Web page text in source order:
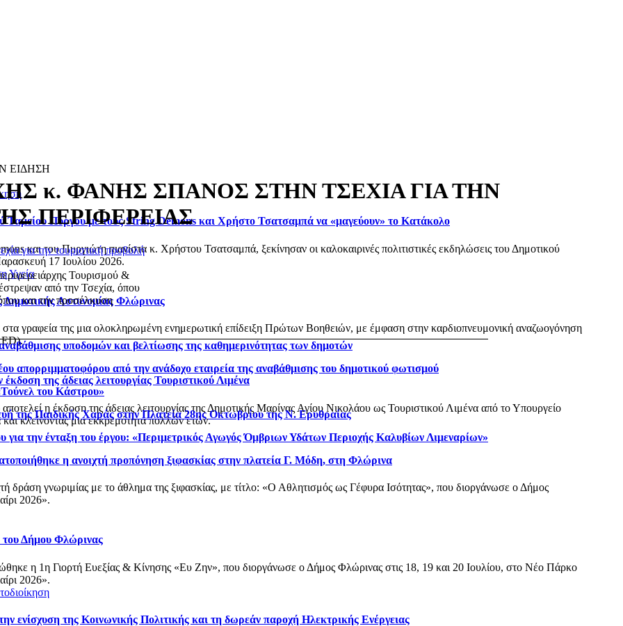
ΕΙΔΗΣΗ
Ταμείου Πύργου με τους String Demons και Χρήστο Τσατσαμπά να «μαγεύουν» το Κατάκολο
και του Πυργιώτη πιανίστα κ. Χρήστου Τσατσαμπά, ξεκίνησαν οι καλοκαιρινές πολιτιστικές εκδηλώσεις του Δημοτικού
17 Ιουλίου 2026.
Υγεία
Αστυνομίας Φλώρινας
γραφεία της μια ολοκληρωμένη ενημερωτική επίδειξη Πρώτων Βοηθειών, με έμφαση στην καρδιοπνευμονική αναζωογόνηση
της άδειας λειτουργίας Τουριστικού Λιμένα
η έκδοση της άδειας λειτουργίας της Δημοτικής Μαρίνας Αγίου Νικολάου ως Τουριστικού Λιμένα από το Υπουργείο
κλείνοντας μια εκκρεμότητα πολλών ετών.
η ανοιχτή προπόνηση ξιφασκίας στην πλατεία Γ. Μόδη, στη Φλώρινα
δράση γνωριμίας με το άθλημα της ξιφασκίας, με τίτλο: «Ο Αθλητισμός ως Γέφυρα Ισότητας», που διοργάνωσε ο Δήμος
2026».
Δήμου Φλώρινας
η 1η Γιορτή Ευεξίας & Κίνησης «Ευ Ζην», που διοργάνωσε ο Δήμος Φλώρινας στις 18, 19 και 20 Ιουλίου, στο Νέο Πάρκο
2026».
ενίσχυση της Κοινωνικής Πολιτικής και τη δωρεάν παροχή Ηλεκτρικής Ενέργειας
κ. ΦΑΝΗΣ ΣΠΑΝΟΣ ΣΤΗΝ ΤΣΕΧΙΑ ΓΙΑ ΤΗΝ
ΠΕΡΙΦΕΡΕΙΑΣ
για την τουριστική προβολή
Τουρισμού &
από την Τσεχία, όπου
και την προσέλκυση
υποδομών και βελτίωσης της καθημερινότητας των δημοτών
απορριμματοφόρου από την ανάδοχο εταιρεία της αναβάθμισης του δημοτικού φωτισμού
του Κάστρου»
της Παιδικής Χαράς στην Πλατεία 28ης Οκτωβρίου της Ν. Ερυθραίας
την ένταξη του έργου: «Περιμετρικός Αγωγός Όμβριων Υδάτων Περιοχής Καλυβίων Λιμεναρίων»